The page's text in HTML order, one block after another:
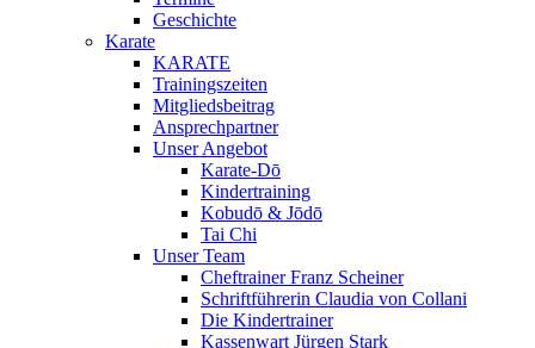
Geschichte
Karate
KARATE
Trainingszeiten
Mitgliedsbeitrag
Ansprechpartner
Unser Angebot
Karate-Dō
Kindertraining
Kobudō & Jōdō
Tai Chi
Unser Team
Cheftrainer Franz Scheiner
Schriftführerin Claudia von Collani
Die Kindertrainer
Kassenwart Jürgen Stark